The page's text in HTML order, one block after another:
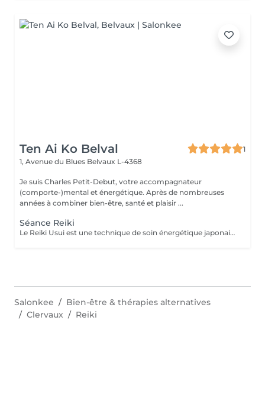
Ten Ai Ko Belval
1
1, Avenue du Blues Belvaux L-4368
Je suis Charles Petit-Debut, votre accompagnateur
(comporte-)mental et énergétique. Après de nombreuses
années à combiner bien-être, santé et plaisir ...
Séance Reiki
Le Reiki Usui est une technique de soin énergétique japonaise, fondée par Mikao Usui au début du XXème siècle. Elle repose sur le principe de transmission de l'énergie universelle par imposition des mains pour favoriser la guérison et le bien-être. Les bienfaits du Reiki incluent l'harmonisation du corps et de l'esprit, la réduction du stress et la promotion de la relaxation pour une amélioration de la qualité du sommeil, le renforcement du système immunitaire et l'équilibrage des émotions. Le Reiki peut être utilisé pour soulager une douleur ponctuelle ou pour accompagner un traitement plus lourd.
Salonkee
Bien-être & thérapies alternatives
Clervaux
Reiki